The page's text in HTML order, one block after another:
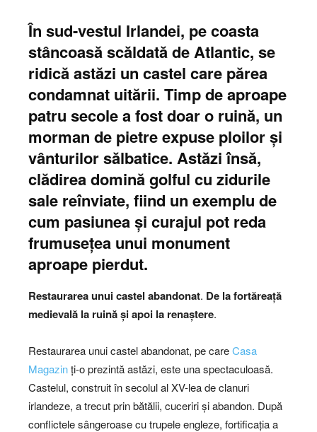
În sud-vestul Irlandei, pe coasta
stâncoasă scăldată de Atlantic, se
ridică astăzi un castel care părea
condamnat uitării. Timp de aproape
patru secole a fost doar o ruină, un
morman de pietre expuse ploilor și
vânturilor sălbatice. Astăzi însă,
clădirea domină golful cu zidurile
sale reînviate, fiind un exemplu de
cum pasiunea și curajul pot reda
frumusețea unui monument
aproape pierdut.
Restaurarea unui castel abandonat. De la fortăreață
medievală la ruină și apoi la renaștere.
Restaurarea unui castel abandonat, pe careCasa
Magazinți-o prezintă astăzi, este una spectaculoasă.
Castelul, construit în secolul al XV-lea de clanuri
irlandeze, a trecut prin bătălii, cuceriri și abandon. După
conflictele sângeroase cu trupele engleze, fortificația a